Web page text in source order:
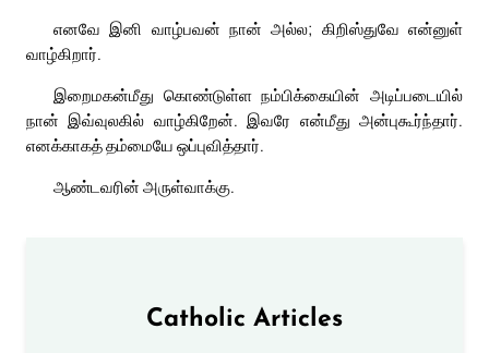
எனவே இனி வாழ்பவன் நான் அல்ல; கிறிஸ்துவே என்னுள்
வாழ்கிறார்.
இறைமகன்மீது கொண்டுள்ள நம்பிக்கையின் அடிப்படையில்
நான் இவ்வுலகில் வாழ்கிறேன். இவரே என்மீது அன்புகூர்ந்தார்.
எனக்காகத் தம்மையே ஒப்புவித்தார்.
ஆண்டவரின் அருள்வாக்கு.
Catholic Articles